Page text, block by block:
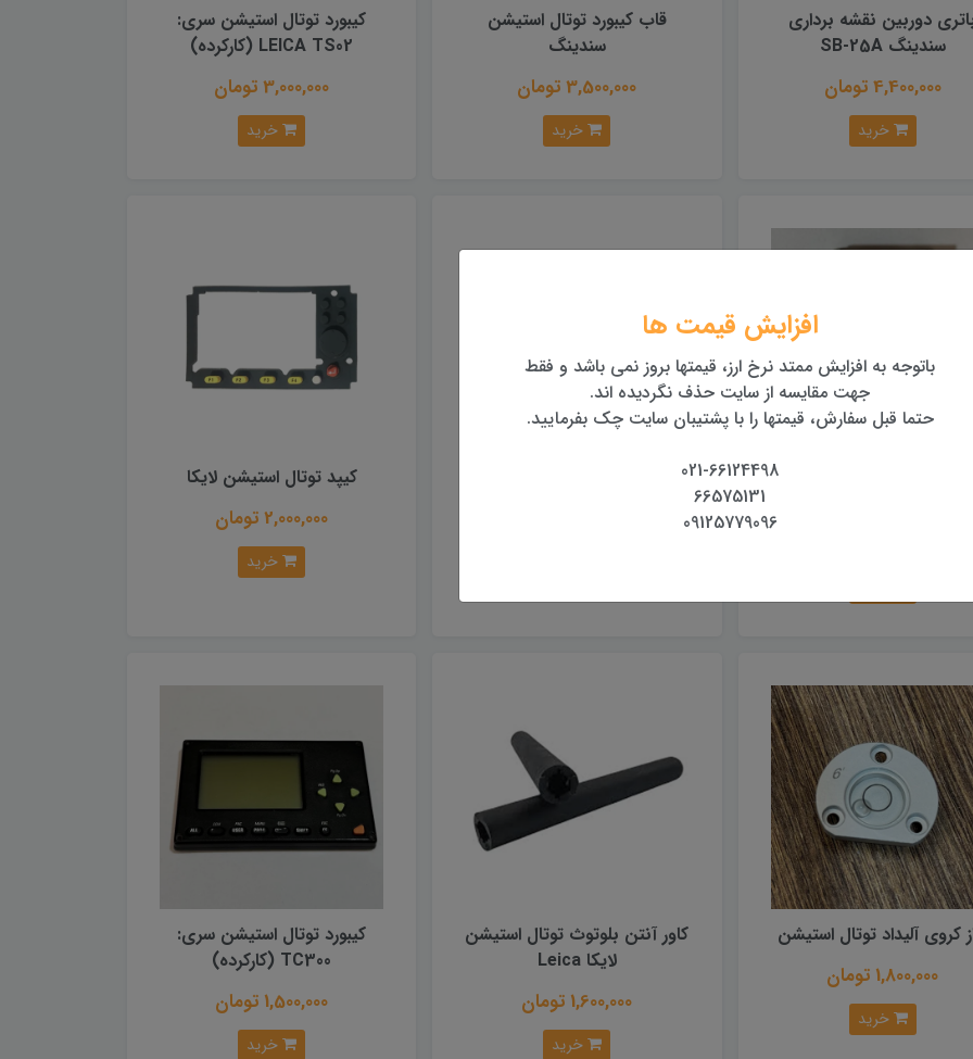
دوربین نقشه برداری
سندینگ SB-25A
4,400,000 تومان
خرید
قاب کیبورد توتال استیشن
سندینگ
3,500,000 تومان
خرید
کیبورد توتال استیشن سری:
LEICA TS02 (کارکرده)
3,000,000 تومان
خرید
باتری توتال استیشن لایکا
کیپد توتال استیشن لایکا
2,000,000 تومان
خرید
کروی آلیداد توتال استیشن
1,800,000 تومان
خرید
کاور آنتن بلوتوث توتال استیشن
لایکا Leica
1,600,000 تومان
خرید
کیبورد توتال استیشن سری:
TC300 (کارکرده)
1,500,000 تومان
خرید
افزایش قیمت ها
باتوجه به افزایش ممتد نرخ ارز، قیمتها بروز نمی باشد و فقط
جهت مقایسه از سایت حذف نگردیده اند.
حتما قبل سفارش، قیمتها را با پشتیبان سایت چک بفرمایید.
021-66124498
66575131
09125779096